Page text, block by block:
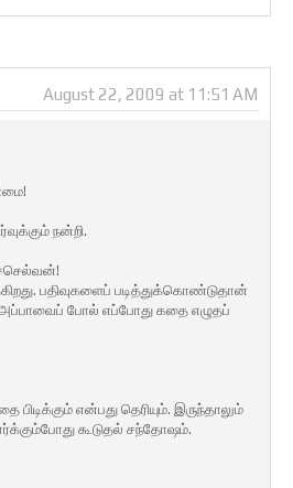
August 22, 2009 at 11:51 AM
நன்றி.
பதிவுகளைப் படித்துக்கொண்டுதான்
அப்பாவைப் போல் எப்போது கதை எழுதப்
என்பது தெரியும். இருந்தாலும்
கூடுதல் சந்தோஷம்.